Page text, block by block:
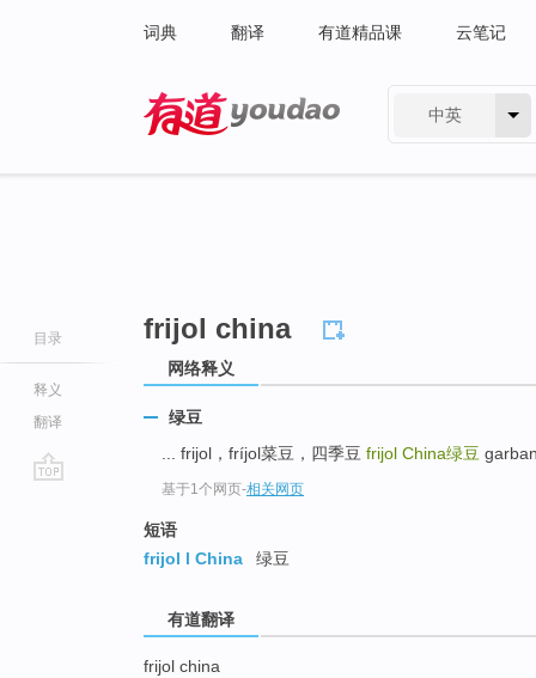
词典 翻译 有道精品课 云笔记
中英
目录
释义
翻译
frijol china
网络释义
绿豆
... frijol，fríjol菜豆，四季豆 frijol China绿豆
基于1个网页-相关网页
短语
frijol l China
绿豆
有道翻译
frijol china